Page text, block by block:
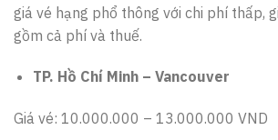
giá vé hạng phổ thông với chi phí thấp,
gồm cả phí và thuế.
TP. Hồ Chí Minh – Vancouver
Giá vé: 10.000.000 – 13.000.000 VND